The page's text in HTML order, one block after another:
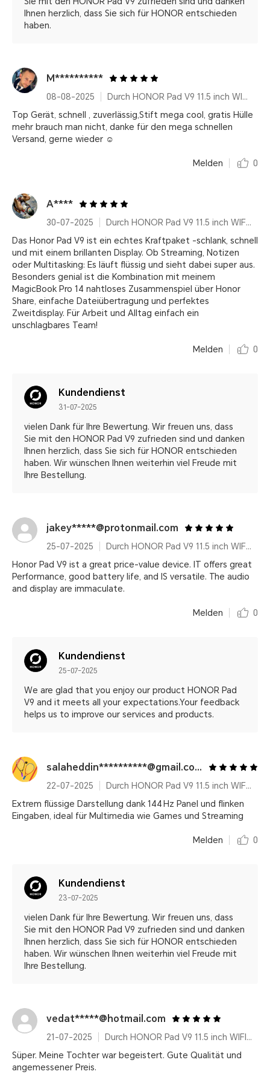
Ihnen herzlich, dass Sie sich für HONOR entschieden
haben.
M**********
08-08-2025
Durch HONOR Pad V9 11.5 inch WIFI Only 8GB+256GB Gray with Flip Cover and Pen
Top Gerät, schnell , zuverlässig,Stift mega cool, gratis Hülle
mehr brauch man nicht, danke für den mega schnellen
Versand, gerne wieder ☺
Melden 0
A****
30-07-2025
Durch HONOR Pad V9 11.5 inch WIFI Only 8GB+256GB White with Flip Cover and Pen
Das Honor Pad V9 ist ein echtes Kraftpaket -schlank, schnell
und mit einem brillanten Display. Ob Streaming, Notizen
oder Multitasking: Es läuft flüssig und sieht dabei super aus.
Besonders genial ist die Kombination mit meinem
MagicBook Pro 14 nahtloses Zusammenspiel über Honor
Share, einfache Dateiübertragung und perfektes
Zweitdisplay. Für Arbeit und Alltag einfach ein
unschlagbares Team!
Melden 0
Kundendienst
31-07-2025
vielen Dank für Ihre Bewertung. Wir freuen uns, dass
Sie mit den HONOR Pad V9 zufrieden sind und danken
Ihnen herzlich, dass Sie sich für HONOR entschieden
haben. Wir wünschen Ihnen weiterhin viel Freude mit
Ihre Bestellung.
jakey*****@protonmail.com
25-07-2025
Durch HONOR Pad V9 11.5 inch WIFI Only 8GB+256GB White with Flip Cover and Pen
Honor Pad V9 ist a great price-value device. IT offers great
Performance, good battery life, and IS versatile. The audio
and display are immaculate.
Melden 0
Kundendienst
25-07-2025
We are glad that you enjoy our product HONOR Pad
V9 and it meets all your expectations.Your feedback
helps us to improve our services and products.
salaheddin**********@gmail.com
22-07-2025
Durch HONOR Pad V9 11.5 inch WIFI Only 8GB+256GB White with Flip Cover and Pen
Extrem flüssige Darstellung dank 144 Hz Panel und flinken
Eingaben, ideal für Multimedia wie Games und Streaming
Melden 0
Kundendienst
23-07-2025
vielen Dank für Ihre Bewertung. Wir freuen uns, dass
Sie mit den HONOR Pad V9 zufrieden sind und danken
Ihnen herzlich, dass Sie sich für HONOR entschieden
haben. Wir wünschen Ihnen weiterhin viel Freude mit
Ihre Bestellung.
vedat*****@hotmail.com
21-07-2025
Durch HONOR Pad V9 11.5 inch WIFI Only 8GB+256GB White with Flip Cover and Pen
Süper. Meine Tochter war begeistert. Gute Qualität und
angemessener Preis.